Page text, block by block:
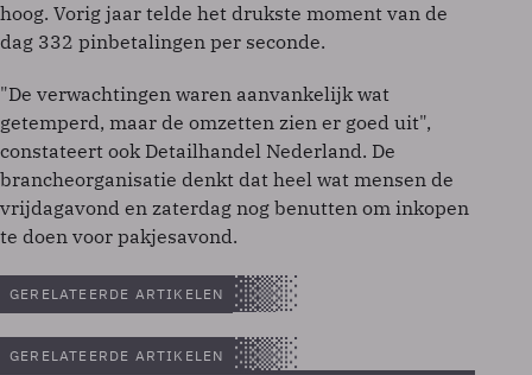
hoog. Vorig jaar telde het drukste moment van de
dag 332 pinbetalingen per seconde.
"De verwachtingen waren aanvankelijk wat
getemperd, maar de omzetten zien er goed uit",
constateert ook Detailhandel Nederland. De
brancheorganisatie denkt dat heel wat mensen de
vrijdagavond en zaterdag nog benutten om inkopen
te doen voor pakjesavond.
GERELATEERDE ARTIKELEN
GERELATEERDE ARTIKELEN